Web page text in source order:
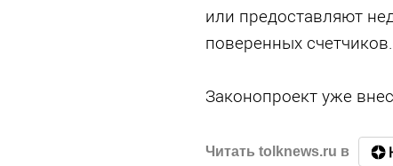
или предоставляют
поверенных счетчиков.
Законопроект уже
Читать tolknews.ru в